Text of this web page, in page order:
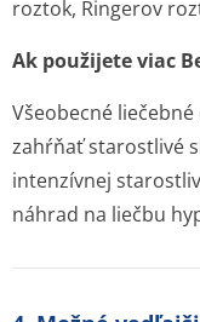
roztok, Ringerov
Ak použijete viac
Všeobecné
zahŕňať starostlivé
intenzívnej
náhrad na liečbu